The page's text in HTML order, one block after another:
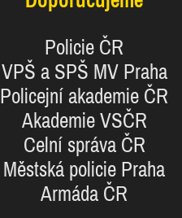
Policie ČR
VPŠ a SPŠ MV Praha
Policejní akademie ČR
Akademie VSČR
Celní správa ČR
Městská policie Praha
Armáda ČR